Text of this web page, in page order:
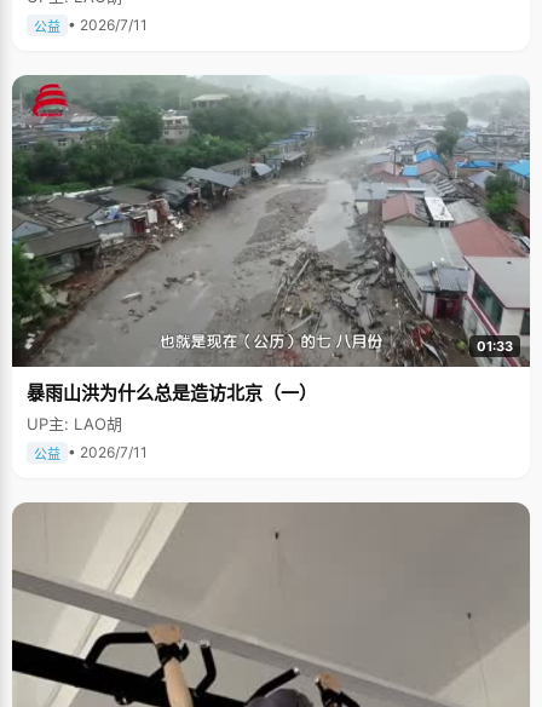
公益 • 2026/7/11
01:33
暴雨山洪为什么总是造访北京（一）
UP主: LAO胡
公益 • 2026/7/11